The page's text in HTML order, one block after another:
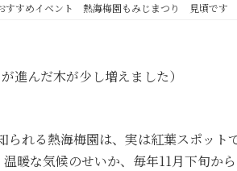
すすめイベント 熱海梅園もみじまつり 見頃です
んだ木が少し増えました）
られる熱海梅園は、実は紅葉スポット
暖な気候のせいか、毎年11月下旬か